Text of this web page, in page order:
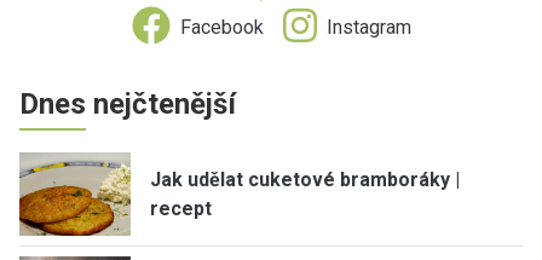
Facebook Instagram
Dnes nejčtenější
Jak udělat cuketové bramboráky |
recept